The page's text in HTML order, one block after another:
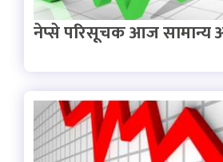
नेप्से परिसूचक आज सामान्य